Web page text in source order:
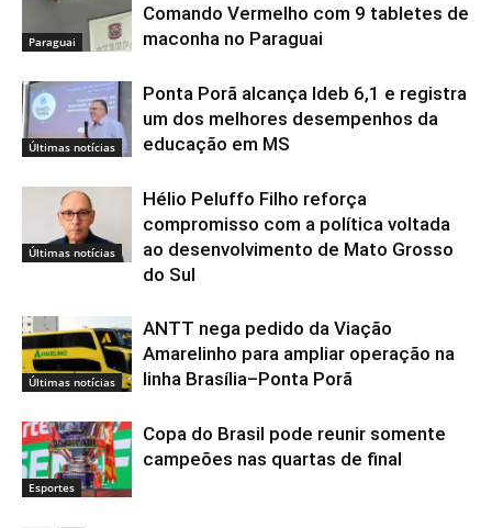
Paraguai
Comando Vermelho com 9 tabletes de
maconha no Paraguai
Últimas notícias
Ponta Porã alcança Ideb 6,1 e registra
um dos melhores desempenhos da
educação em MS
Últimas notícias
Hélio Peluffo Filho reforça
compromisso com a política voltada
ao desenvolvimento de Mato Grosso
do Sul
Últimas notícias
ANTT nega pedido da Viação
Amarelinho para ampliar operação na
linha Brasília–Ponta Porã
Esportes
Copa do Brasil pode reunir somente
campeões nas quartas de final